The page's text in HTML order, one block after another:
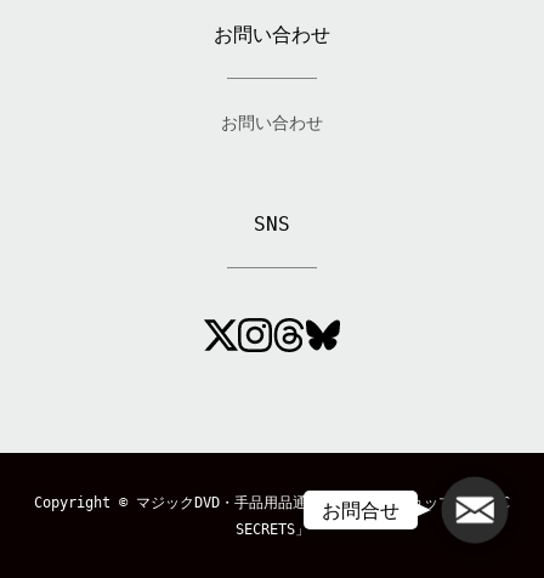
お問い合わせ
お問い合わせ
SNS
Copyright © マジックDVD・手品用品通販のマジックショップ「MAGIC
SECRETS」
メール
お問合せ